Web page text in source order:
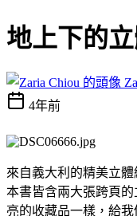
地上下的
4年前
來自義大利的精美立
本書皆含兩大張跨頁的
亮的收藏品一樣， 給我